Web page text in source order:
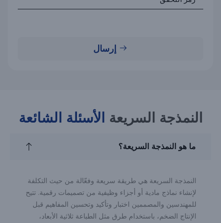
إرسال
النمذجة السريعة الأسئلة الشائعة
ما هو النمذجة السريعة؟
النمذجة السريعة هي طريقة سريعة وفعّالة من حيث التكلفة
لإنشاء نماذج مادية أو أجزاء وظيفية من تصميمات رقمية. تتيح
للمهندسين والمصممين اختبار وتأكيد وتحسين المفاهيم قبل
الإنتاج الضخم، باستخدام طرق مثل الطباعة ثلاثية الأبعاد،